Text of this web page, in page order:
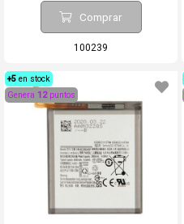
Comprar
100239
+5 en stock
Genera 12puntos